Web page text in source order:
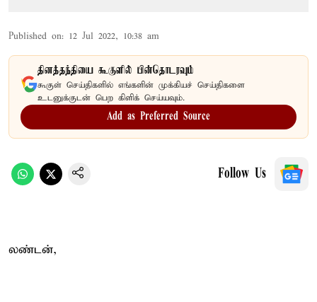
Published on: 12 Jul 2022, 10:38 am
தினத்தந்தியை கூகுளில் பின்தொடரவும்
கூகுள் செய்திகளில் எங்களின் முக்கியச் செய்திகளை
உடனுக்குடன் பெற கிளிக் செய்யவும்.
Add as Preferred Source
Follow Us
லண்டன்,